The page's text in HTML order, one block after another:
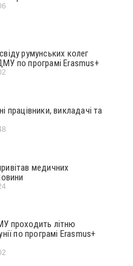
румунських колег
по програмі Erasmus+
працівники, викладачі та
медичних
проходить літню
по програмі Erasmus+